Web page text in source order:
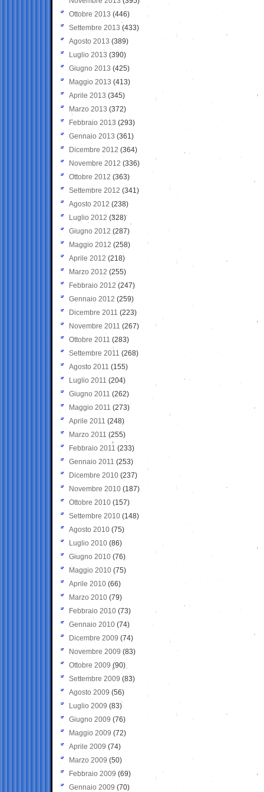
Ottobre 2013 (446)
Settembre 2013 (433)
Agosto 2013 (389)
Luglio 2013 (390)
Giugno 2013 (425)
Maggio 2013 (413)
Aprile 2013 (345)
Marzo 2013 (372)
Febbraio 2013 (293)
Gennaio 2013 (361)
Dicembre 2012 (364)
Novembre 2012 (336)
Ottobre 2012 (363)
Settembre 2012 (341)
Agosto 2012 (238)
Luglio 2012 (328)
Giugno 2012 (287)
Maggio 2012 (258)
Aprile 2012 (218)
Marzo 2012 (255)
Febbraio 2012 (247)
Gennaio 2012 (259)
Dicembre 2011 (223)
Novembre 2011 (267)
Ottobre 2011 (283)
Settembre 2011 (268)
Agosto 2011 (155)
Luglio 2011 (204)
Giugno 2011 (262)
Maggio 2011 (273)
Aprile 2011 (248)
Marzo 2011 (255)
Febbraio 2011 (233)
Gennaio 2011 (253)
Dicembre 2010 (237)
Novembre 2010 (187)
Ottobre 2010 (157)
Settembre 2010 (148)
Agosto 2010 (75)
Luglio 2010 (86)
Giugno 2010 (76)
Maggio 2010 (75)
Aprile 2010 (66)
Marzo 2010 (79)
Febbraio 2010 (73)
Gennaio 2010 (74)
Dicembre 2009 (74)
Novembre 2009 (83)
Ottobre 2009 (90)
Settembre 2009 (83)
Agosto 2009 (56)
Luglio 2009 (83)
Giugno 2009 (76)
Maggio 2009 (72)
Aprile 2009 (74)
Marzo 2009 (50)
Febbraio 2009 (69)
Gennaio 2009 (70)